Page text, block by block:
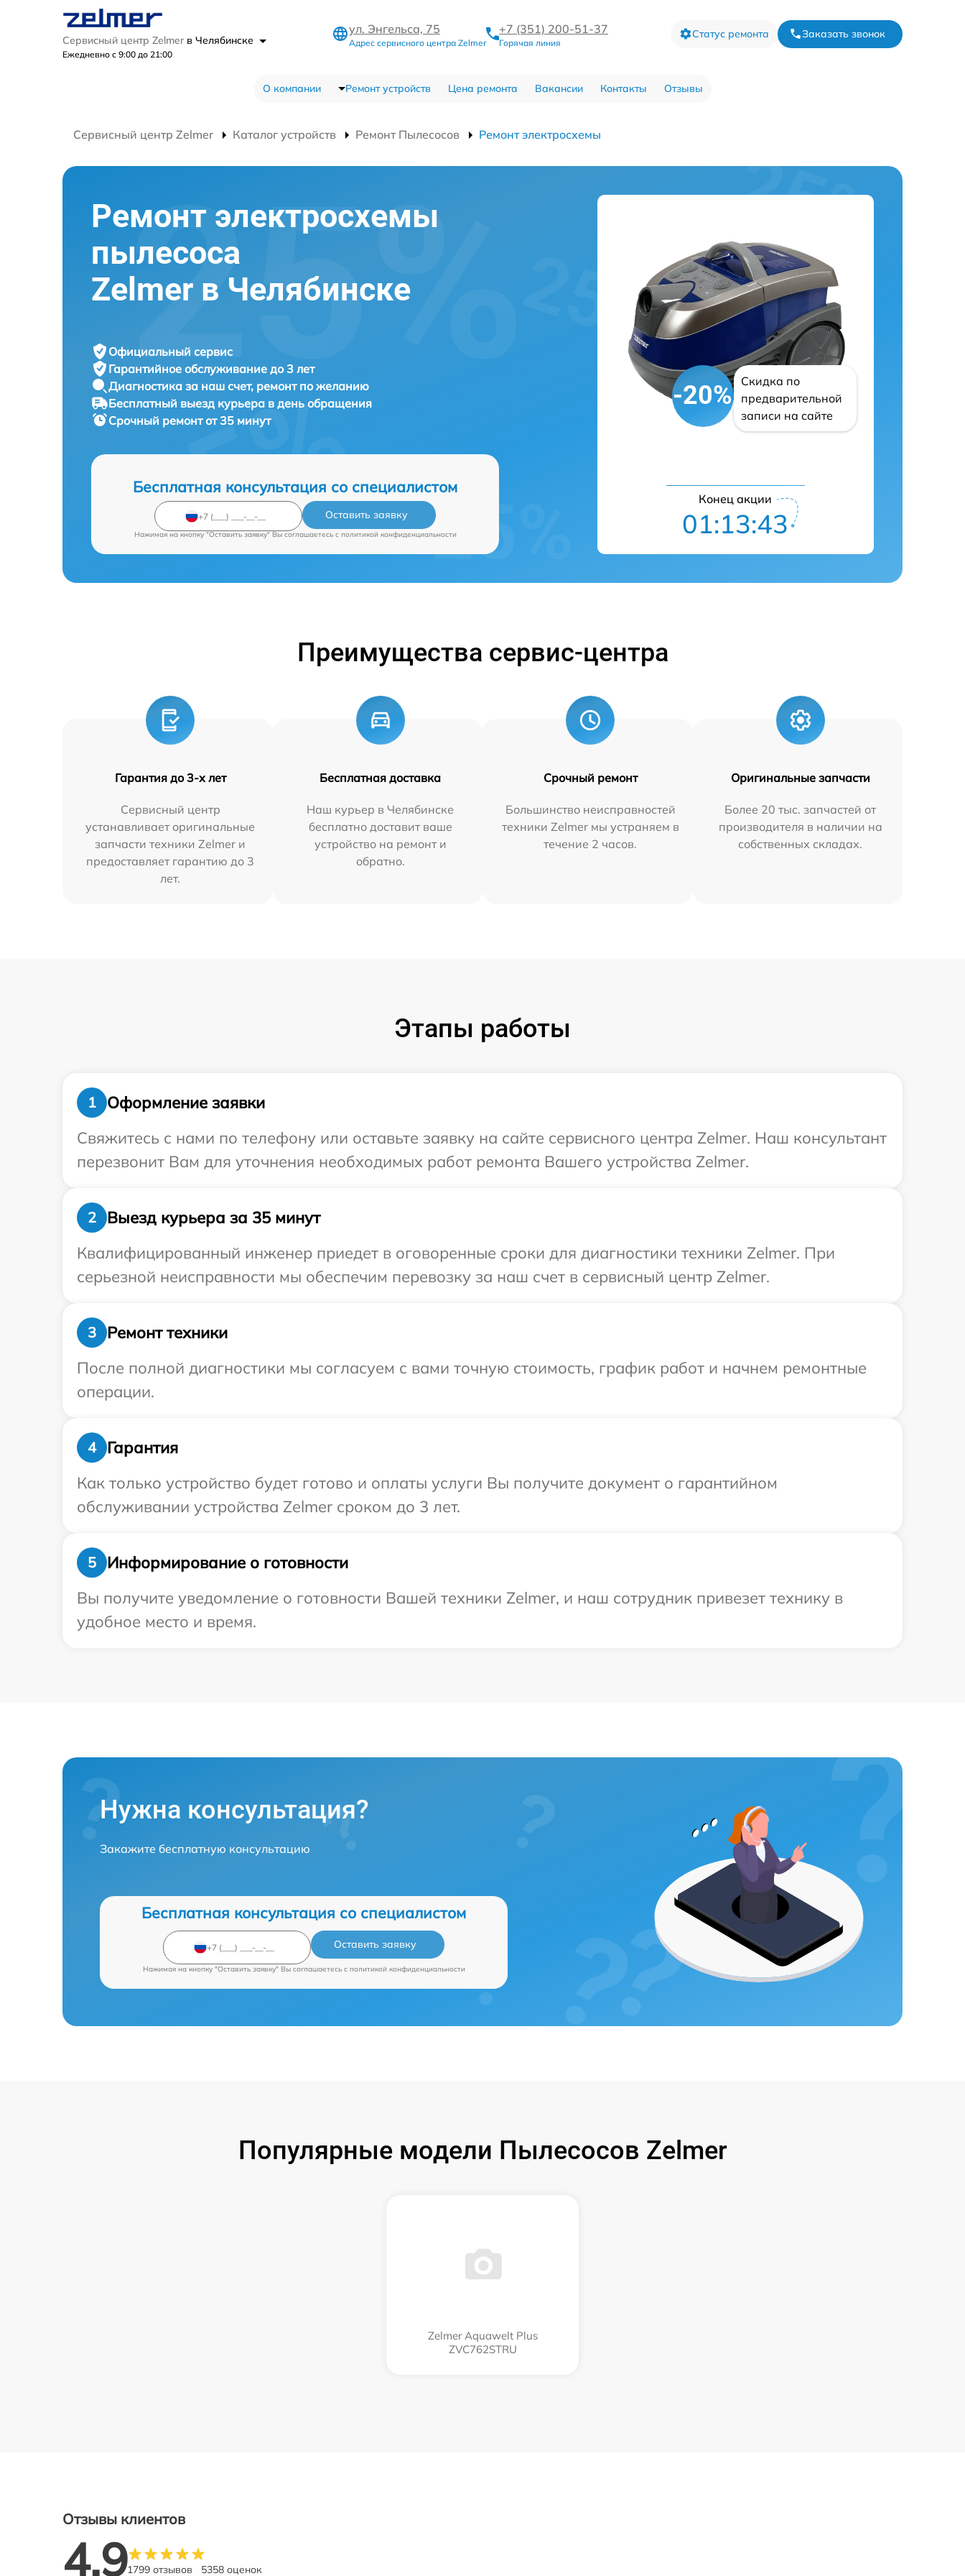
Сервисный центр Zelmer в Челябинске
Ежедневно с 9:00 до 21:00
ул. Энгельса, 75
Адрес сервисного центра Zelmer
+7 (351) 200-51-37
Горячая линия
Статус ремонта Заказать звонок
О компании Ремонт устройств Цена ремонта Вакансии Контакты Отзывы
Сервисный центр Zelmer Каталог устройств Ремонт Пылесосов Ремонт электросхемы
Ремонт электросхемы
пылесоса
Zelmer в Челябинске
Официальный сервис
Гарантийное обслуживание до 3 лет
Диагностика за наш счет, ремонт по желанию
Бесплатный выезд курьера в день обращения
Срочный ремонтот 35 минут
Бесплатная консультация со специалистом
Оставить заявку
Нажимая на кнопку "Оставить заявку" Вы соглашаетесь c политикой конфиденциальности
-20%
Скидка по
предварительной
записи на сайте
Конец акции
01:13:42
Преимущества сервис-центра
Гарантия до 3-х лет
Сервисный центр
устанавливает оригинальные
запчасти техники Zelmer и
предоставляет гарантию до 3
лет.
Бесплатная доставка
Наш курьер в Челябинске
бесплатно доставит ваше
устройство на ремонт и
обратно.
Срочный ремонт
Большинство неисправностей
техники Zelmer мы устраняем в
течение 2 часов.
Оригинальные запчасти
Более 20 тыс. запчастей от
производителя в наличии на
собственных складах.
Этапы работы
1
Оформление заявки
Свяжитесь с нами по телефону или оставьте заявку на сайте сервисного центра Zelmer. Наш консультант
перезвонит Вам для уточнения необходимых работ ремонта Вашего устройства Zelmer.
2
Выезд курьера за 35 минут
Квалифицированный инженер приедет в оговоренные сроки для диагностики техники Zelmer. При
серьезной неисправности мы обеспечим перевозку за наш счет в сервисный центр Zelmer.
3
Ремонт техники
После полной диагностики мы согласуем с вами точную стоимость, график работ и начнем ремонтные
операции.
4
Гарантия
Как только устройство будет готово и оплаты услуги Вы получите документ о гарантийном
обслуживании устройства Zelmer сроком до 3 лет.
5
Информирование о готовности
Вы получите уведомление о готовности Вашей техники Zelmer, и наш сотрудник привезет технику в
удобное место и время.
Нужна консультация?
Закажите бесплатную консультацию
Бесплатная консультация со специалистом
Оставить заявку
Нажимая на кнопку "Оставить заявку" Вы соглашаетесь c политикой конфиденциальности
Популярные модели Пылесосов Zelmer
Zelmer Aquawelt Plus
ZVC762STRU
Отзывы клиентов
4.91799 отзывов 5358 оценок